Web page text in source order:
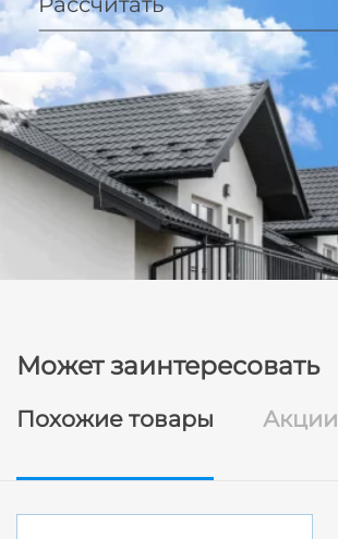
Может заинтересовать
Похожие товары Акции